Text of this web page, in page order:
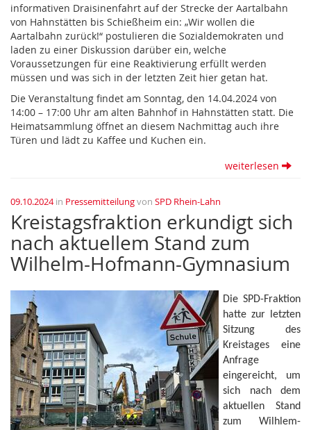
informativen Draisinenfahrt auf der Strecke der Aartalbahn
von Hahnstätten bis Schießheim ein: „Wir wollen die
Aartalbahn zurück!“ postulieren die Sozialdemokraten und
laden zu einer Diskussion darüber ein, welche
Voraussetzungen für eine Reaktivierung erfüllt werden
müssen und was sich in der letzten Zeit hier getan hat.
Die Veranstaltung findet am Sonntag, den 14.04.2024 von
14:00 – 17:00 Uhr am alten Bahnhof in Hahnstätten statt. Die
Heimatsammlung öffnet an diesem Nachmittag auch ihre
Türen und lädt zu Kaffee und Kuchen ein.
weiterlesen
09.10.2024 in Pressemitteilungvon SPD Rhein-Lahn
Kreistagsfraktion erkundigt sich
nach aktuellem Stand zum
Wilhelm-Hofmann-Gymnasium
Die SPD-Fraktion
hatte zur letzten
Sitzung des
Kreistages eine
Anfrage
eingereicht, um
sich nach dem
aktuellen Stand
zum Wilhlem-